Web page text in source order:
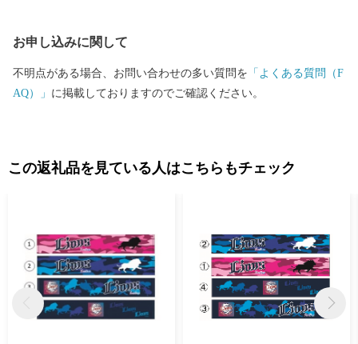
該当します。 【個人情報の取り扱いについて】 お寄せいただいた
個人情報は、寄附金の受付、入金及び記念品発送に係る確認や連
絡に使用させていただきます。 また、加須市の情報を発信する際
お申し込みに関して
不明点がある場合、お問い合わせの多い質問を 「よくある質問（F
AQ）」 に掲載しておりますのでご確認ください。
この返礼品を見ている人はこちらもチェック